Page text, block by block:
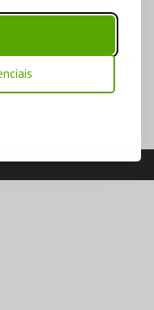
Teatro Municipal
Moniz, em Almada